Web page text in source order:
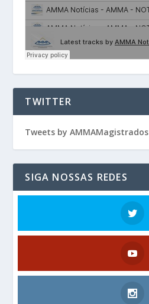
TWITTER
Tweets by AMMAMagistrados
SIGA NOSSAS REDES